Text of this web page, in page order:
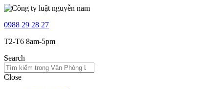
0988 29 28 27
T2-T6 8am-5pm
Search
Close